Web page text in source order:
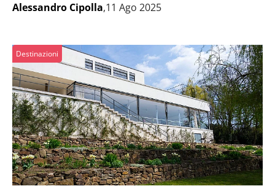
Alessandro Cipolla,11 Ago 2025
Destinazioni